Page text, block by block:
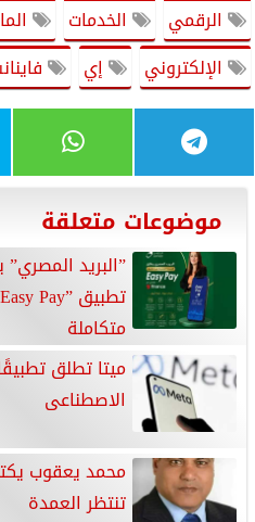
الرقمي
الخدمات
الإلكتروني
إي
موضوعات متعلقة
”البريد
متكاملة
ميتا تطلق
الاصطناعى
محمد يعقوب
تنتظر العمدة